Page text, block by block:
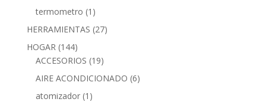
termometro (1)
HERRAMIENTAS (27)
HOGAR (144)
ACCESORIOS (19)
AIRE ACONDICIONADO (6)
atomizador (1)